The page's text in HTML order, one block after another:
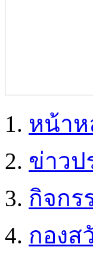
หน้าห
ข่าวป
กิจกร
กองส